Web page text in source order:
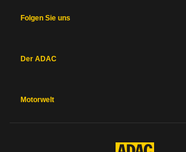
Folgen Sie uns
Der ADAC
Motorwelt